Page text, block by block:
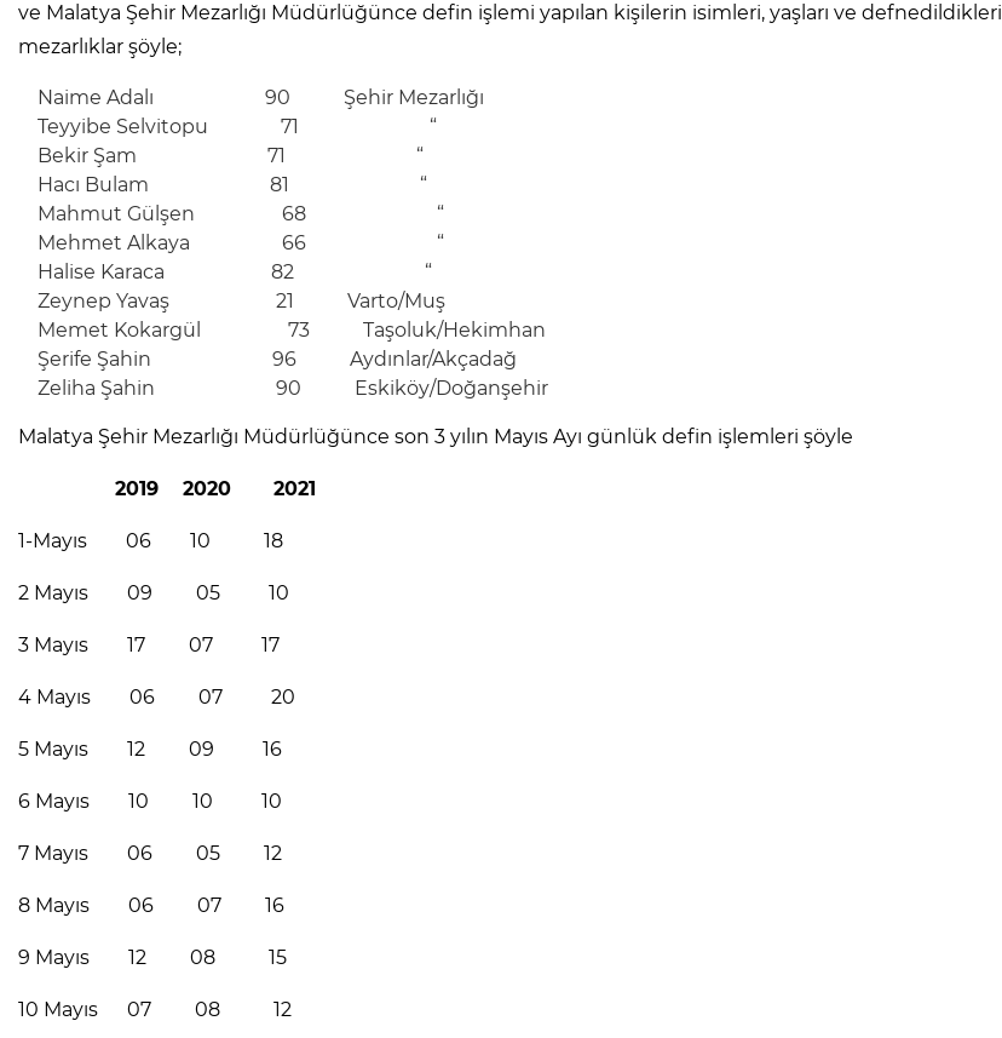
ve Malatya Şehir Mezarlığı Müdürlüğünce defin işlemi yapılan kişilerin isimleri, yaşları ve defnedildikleri
mezarlıklar şöyle;
Naime Adalı 90 Şehir Mezarlığı
Teyyibe Selvitopu 71 “
Bekir Şam 71 “
Hacı Bulam 81 “
Mahmut Gülşen 68 “
Mehmet Alkaya 66 “
Halise Karaca 82 “
Zeynep Yavaş 21 Varto/Muş
Memet Kokargül 73 Taşoluk/Hekimhan
Şerife Şahin 96 Aydınlar/Akçadağ
Zeliha Şahin 90 Eskiköy/Doğanşehir
Malatya Şehir Mezarlığı Müdürlüğünce son 3 yılın Mayıs Ayı günlük defin işlemleri şöyle
2019 2020 2021
1-Mayıs 06 10 18
2 Mayıs 09 05 10
3 Mayıs 17 07 17
4 Mayıs 06 07 20
5 Mayıs 12 09 16
6 Mayıs 10 10 10
7 Mayıs 06 05 12
8 Mayıs 06 07 16
9 Mayıs 12 08 15
10 Mayıs 07 08 12